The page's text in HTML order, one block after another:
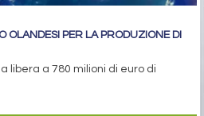
OLANDESI PER LA PRODUZIONE DI
libera a 780 milioni di euro di